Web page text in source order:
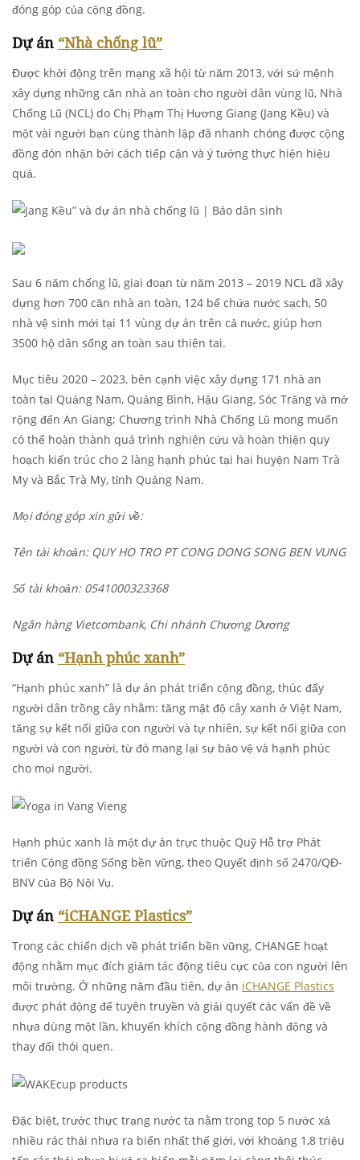
đóng góp của cộng đồng.
Dự án “Nhà chống lũ”
Được khởi động trên mạng xã hội từ năm 2013, với sứ mệnh
xây dựng những căn nhà an toàn cho người dân vùng lũ, Nhà
Chống Lũ (NCL) do Chị Phạm Thị Hương Giang (Jang Kều) và
một vài người bạn cùng thành lập đã nhanh chóng được cộng
đồng đón nhận bởi cách tiếp cận và ý tưởng thực hiện hiệu
quả.
Sau 6 năm chống lũ, giai đoạn từ năm 2013 – 2019 NCL đã xây
dựng hơn 700 căn nhà an toàn, 124 bể chứa nước sạch, 50
nhà vệ sinh mới tại 11 vùng dự án trên cả nước, giúp hơn
3500 hộ dân sống an toàn sau thiên tai.
Mục tiêu 2020 – 2023, bên cạnh việc xây dựng 171 nhà an
toàn tại Quảng Nam, Quảng Bình, Hậu Giang, Sóc Trăng và mở
rộng đến An Giang; Chương trình Nhà Chống Lũ mong muốn
có thể hoàn thành quá trình nghiên cứu và hoàn thiện quy
hoạch kiến trúc cho 2 làng hạnh phúc tại hai huyện Nam Trà
My và Bắc Trà My, tỉnh Quảng Nam.
Mọi đóng góp xin gửi về:
Tên tài khoản: QUY HO TRO PT CONG DONG SONG BEN VUNG
Số tài khoản: 0541000323368
Ngân hàng Vietcombank, Chi nhánh Chương Dương
Dự án “Hạnh phúc xanh”
“Hạnh phúc xanh” là dự án phát triển cộng đồng, thúc đẩy
người dân trồng cây nhằm: tăng mật độ cây xanh ở Việt Nam,
tăng sự kết nối giữa con người và tự nhiên, sự kết nối giữa con
người và con người, từ đó mang lại sự bảo vệ và hạnh phúc
cho mọi người.
Hạnh phúc xanh là một dự án trực thuộc Quỹ Hỗ trợ Phát
triển Cộng đồng Sống bền vững, theo Quyết định số 2470/QĐ-
BNV của Bộ Nội Vụ.
Dự án “iCHANGE Plastics”
Trong các chiến dịch về phát triển bền vững, CHANGE hoạt
động nhằm mục đích giảm tác động tiêu cực của con người lên
môi trường. Ở những năm đầu tiên, dự án iCHANGE Plastics
được phát động để tuyên truyền và giải quyết các vấn đề về
nhựa dùng một lần, khuyến khích cộng đồng hành động và
thay đổi thói quen.
Đặc biệt, trước thực trạng nước ta nằm trong top 5 nước xả
nhiều rác thải nhựa ra biển nhất thế giới, với khoảng 1,8 triệu